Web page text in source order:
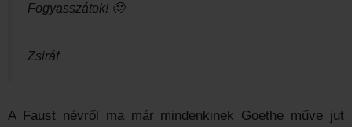
Fogyasszátok! 🙂
Zsiráf
A Faust névről ma már mindenkinek Goethe műve jut